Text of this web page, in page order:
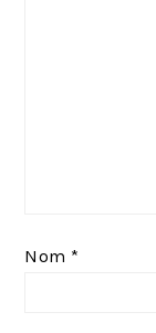
Nom *